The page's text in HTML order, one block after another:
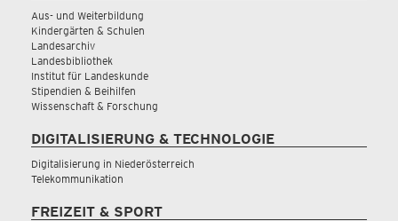
Aus- und Weiterbildung
Kindergärten & Schulen
Landesarchiv
Landesbibliothek
Institut für Landeskunde
Stipendien & Beihilfen
Wissenschaft & Forschung
DIGITALISIERUNG & TECHNOLOGIE
Digitalisierung in Niederösterreich
Telekommunikation
FREIZEIT & SPORT